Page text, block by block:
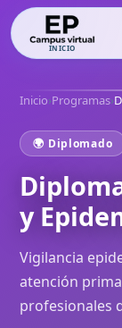
INICIO
Inicio›Programas›
🌍 Diplomado
y
Vigilancia
atención
profesionales